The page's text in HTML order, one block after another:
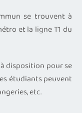
se trouvent à
et la ligne T1 du
disposition pour se
étudiants peuvent
etc.